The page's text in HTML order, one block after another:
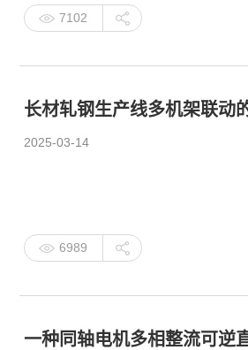
7102
2025-03-14
6989